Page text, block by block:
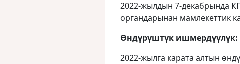
2022-жылдын 7-декабрында
органдарынан мамлекеттик
Өндүрүштүк ишмердүүлүк:
2022-жылга карата алтын